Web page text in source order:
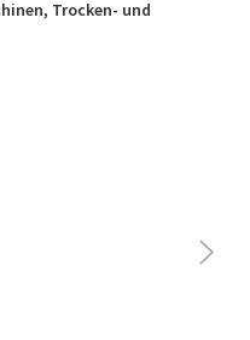
Trocken- und